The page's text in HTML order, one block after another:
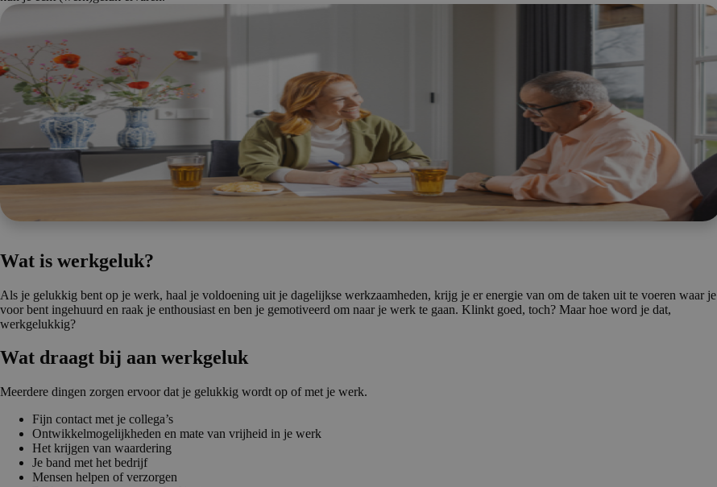
Wat is werkgeluk?
Als je gelukkig bent op je werk, haal je voldoening uit je dagelijkse werkzaamheden, krijg je er energie van om de taken uit te voeren waar je
voor bent ingehuurd en raak je enthousiast en ben je gemotiveerd om naar je werk te gaan. Klinkt goed, toch? Maar hoe word je dat,
werkgelukkig?
Wat draagt bij aan werkgeluk
Meerdere dingen zorgen ervoor dat je gelukkig wordt op of met je werk.
Fijn contact met je collega’s
Ontwikkelmogelijkheden en mate van vrijheid in je werk
Het krijgen van waardering
Je band met het bedrijf
Mensen helpen of verzorgen